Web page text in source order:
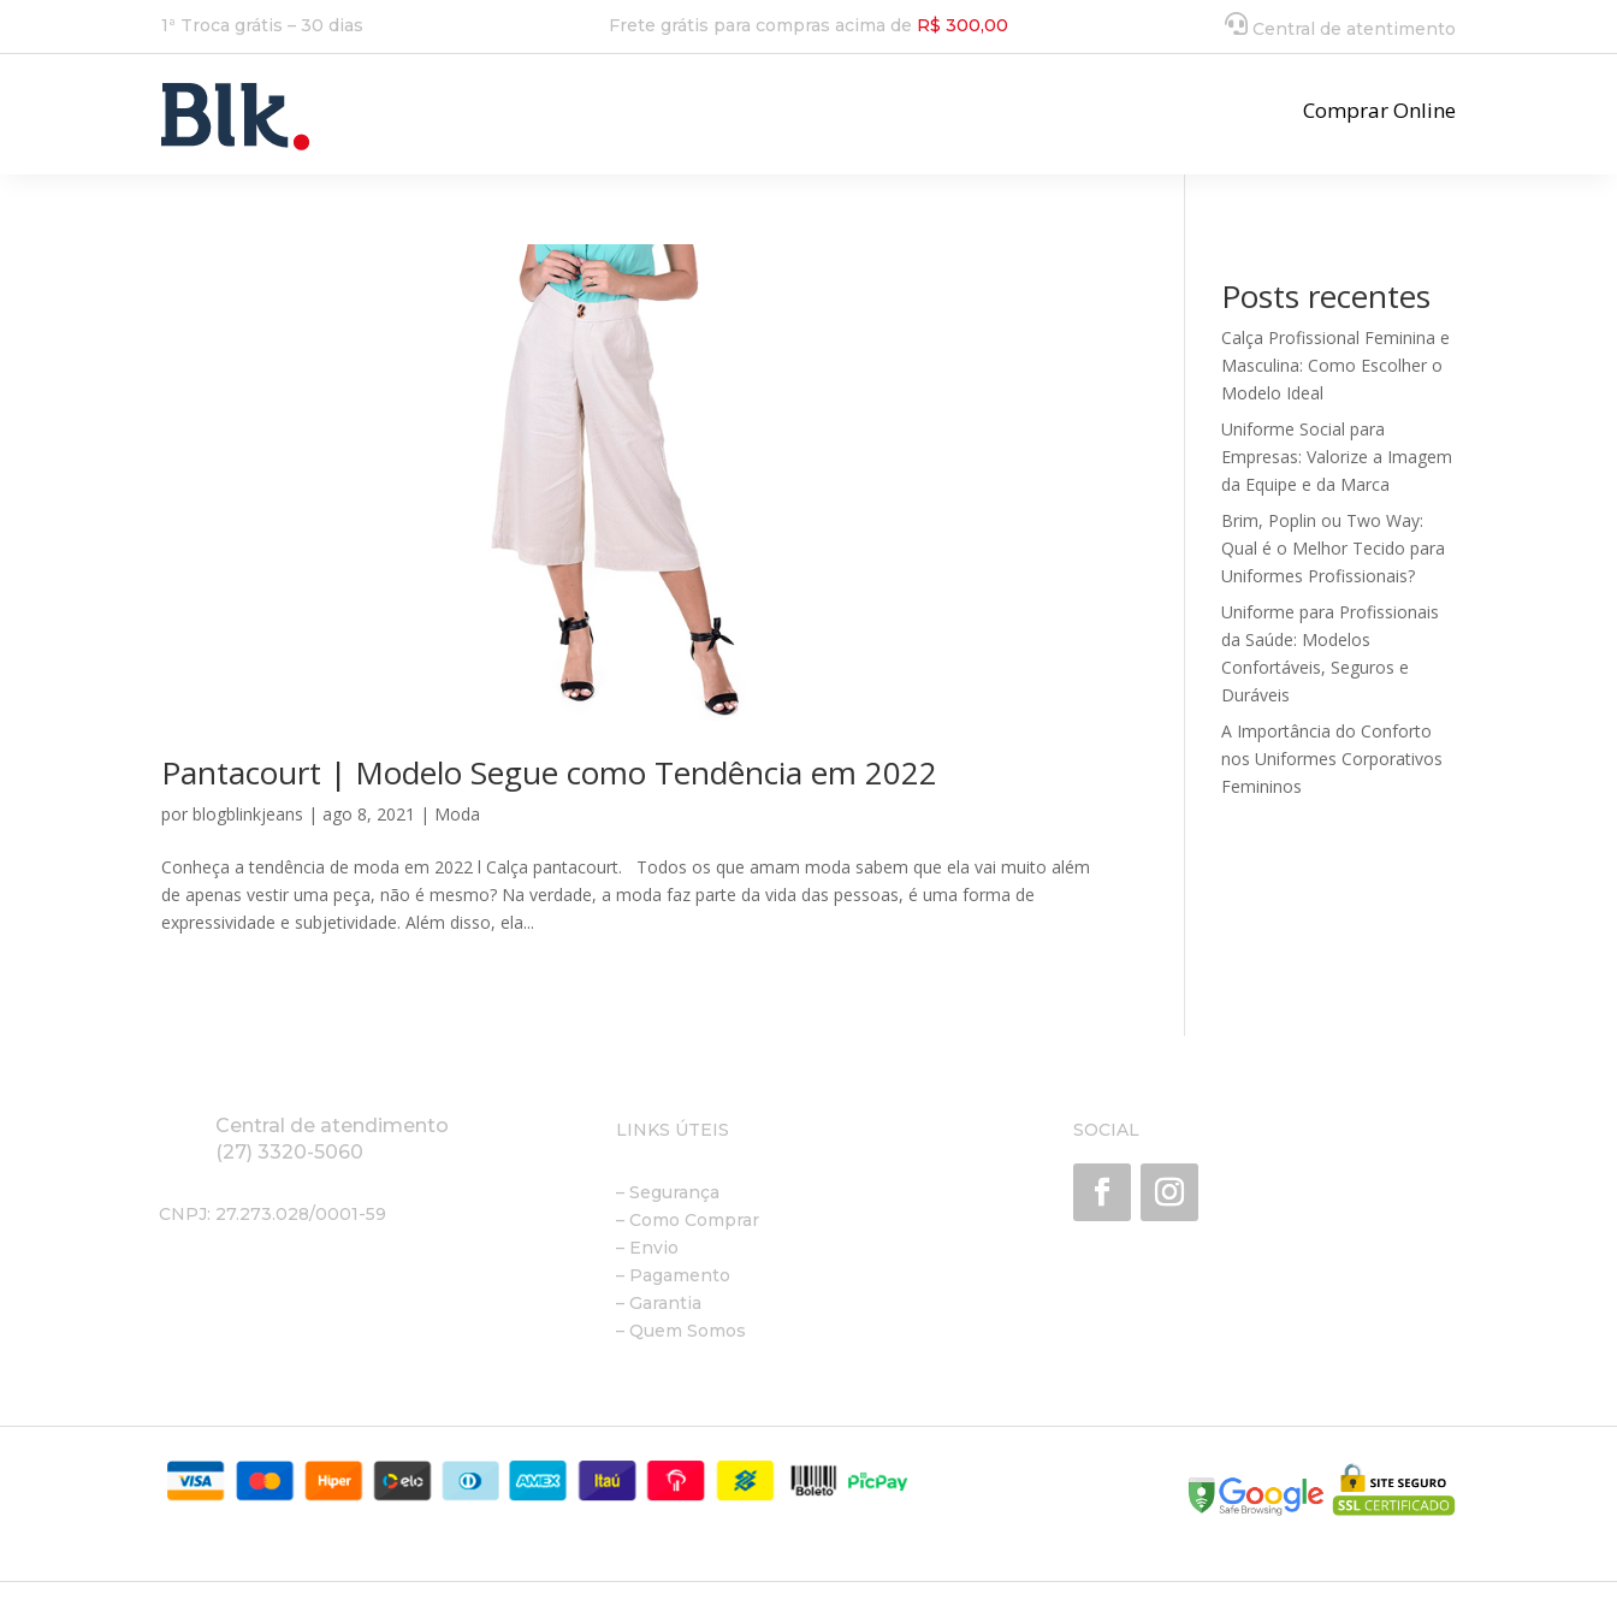
1ª Troca grátis – 30 dias Frete grátis para compras acima de R$ 300,00 Central de atentimento
Comprar Online
Pantacourt | Modelo Segue como Tendência em 2022
porblogblinkjeans | ago 8, 2021 | Moda
Conheça a tendência de moda em 2022 l Calça pantacourt. Todos os que amam moda sabem que ela vai muito além
de apenas vestir uma peça, não é mesmo? Na verdade, a moda faz parte da vida das pessoas, é uma forma de
expressividade e subjetividade. Além disso, ela...
Posts recentes
Calça Profissional Feminina e
Masculina: Como Escolher o
Modelo Ideal
Uniforme Social para
Empresas: Valorize a Imagem
da Equipe e da Marca
Brim, Poplin ou Two Way:
Qual é o Melhor Tecido para
Uniformes Profissionais?
Uniforme para Profissionais
da Saúde: Modelos
Confortáveis, Seguros e
Duráveis
A Importância do Conforto
nos Uniformes Corporativos
Femininos
Central de atendimento
(27) 3320-5060
CNPJ: 27.273.028/0001-59
LINKS ÚTEIS
– Segurança
– Como Comprar
– Envio
– Pagamento
– Garantia
– Quem Somos
SOCIAL